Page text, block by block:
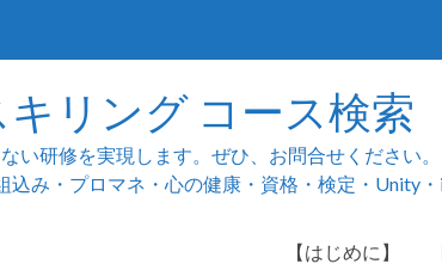
リング コース検索
い研修を実現します。ぜひ、お問合せください
み・プロマネ・心の健康・資格・検定・Unity
【はじめに】